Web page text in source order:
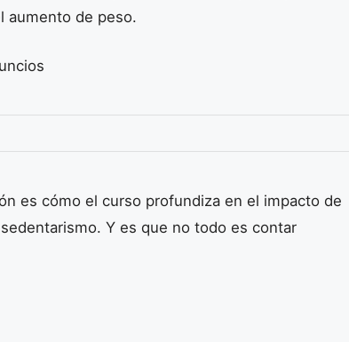
aumento de peso.
es cómo el curso profundiza en el impacto de
Y es que no todo es contar